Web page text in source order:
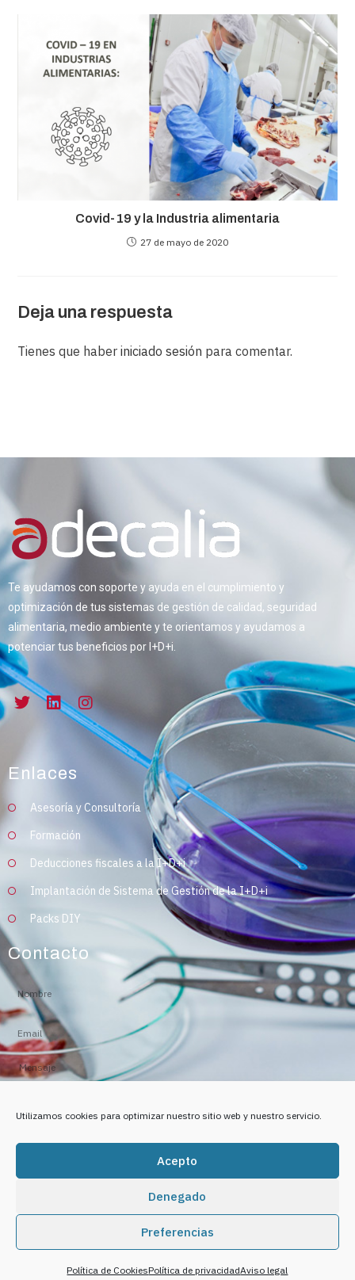
Utilizamos cookies para optimizar nuestro sitio web y nuestro servicio.
Acepto
Denegado
Preferencias
Política de CookiesPolítica de privacidadAviso legal
Covid-19 y la Industria alimentaria
27 de mayo de 2020
Deja una respuesta
Tienes que haberiniciado sesión para comentar.
Te ayudamos con soporte y ayuda en el cumplimiento y
optimización de tus sistemas de gestión de calidad, seguridad
alimentaria, medio ambiente y te orientamos y ayudamos a
potenciar tus beneficios por I+D+i.
Enlaces
Asesoría y Consultoría
Formación
Deducciones fiscales a la I+D+i
Implantación de Sistema de Gestión de la I+D+i
Packs DIY
Contacto
ENVIAR
Aviso Legal|Privacidad|Contacto